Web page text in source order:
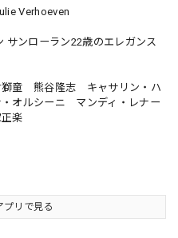
Verhoeven
サンローラン22歳のエレガンス
獅童 熊谷隆志 キャサリン・ハ
オルシーニ マンディ・レナー
楽
プリで見る